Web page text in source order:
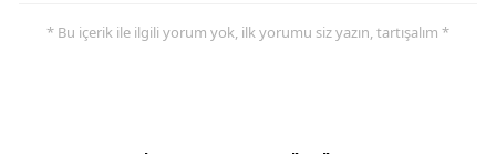
* Bu içerik ile ilgili yorum yok, ilk yorumu siz yazın, tartışalım *